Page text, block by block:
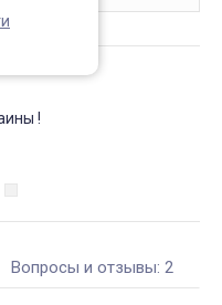
!
Вопросы и отзывы: 2